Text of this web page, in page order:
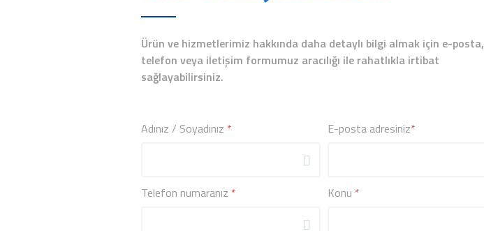
Ürün ve hizmetlerimiz hakkında daha detaylı bilgi almak için e-posta,
telefon veya iletişim formumuz aracılığı ile rahatlıkla irtibat
sağlayabilirsiniz.
Adınız / Soyadınız * E-posta adresiniz*
Telefon numaranız * Konu *